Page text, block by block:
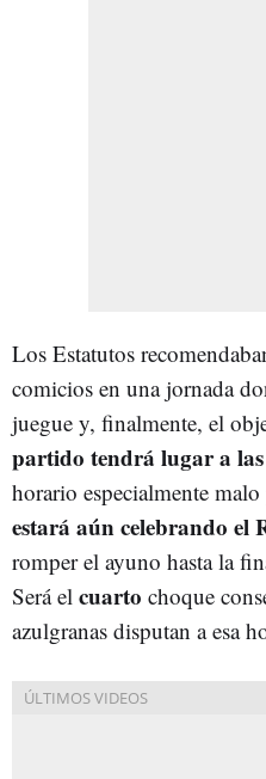
Los Estatutos
comicios en una jornada
juegue y, finalmente, el
partido tendrá lugar a
horario especialmente
estará aún celebrando el
romper el ayuno hasta la
Será el cuarto choque
azulgranas disputan a esa